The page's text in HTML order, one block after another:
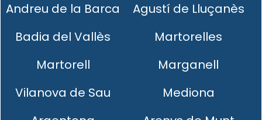
Andreu de la Barca
Agustí de Lluçanès
Badia del Vallès
Martorelles
Martorell
Marganell
Vilanova de Sau
Mediona